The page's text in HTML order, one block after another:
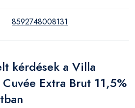
8592748008131
kérdések a Villa
Extra Brut 11,5%